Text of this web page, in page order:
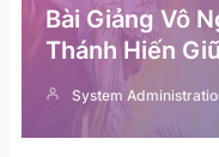
Bài Giảng Vô
Thánh Hiến
System